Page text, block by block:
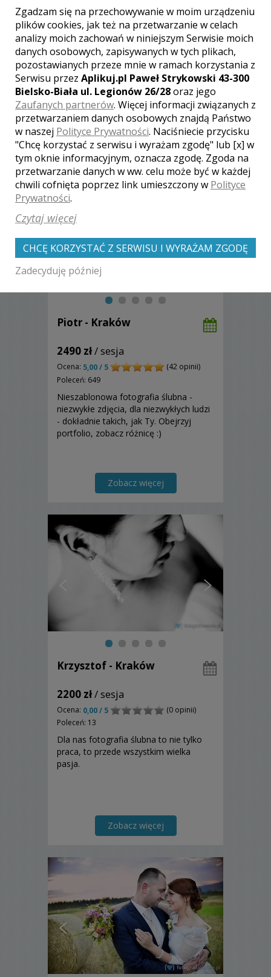
2499 zł/ sesja
Ocena: 5,00 / 5
(15 opinii)
Poleceń: 250
Zapraszam wszystkich, którzy za kilka
lat chcą wspominać piękne chwile dnia
ślubu i właśnie przez zdjęcia do nich
powrócić.
Zobacz więcej
Piotr - Kraków
2490 zł/ sesja
Ocena: 5,00 / 5
(42 opinii)
Poleceń: 649
Nieszablonowa fotografia ślubna -
niezwykłe zdjęcia, dla niezwykłych ludzi
- dokładnie takich, jak Ty. Obejrzyj
portfolio, zobacz różnicę :)
Zobacz więcej
Krzysztof - Kraków
2200 zł/ sesja
Ocena: 0,00 / 5
(0 opinii)
Poleceń: 13
Dla nas fotografia ślubna to nie tylko
praca, to przede wszystkim wielka
pasja.
Zobacz więcej
Zgadzam się na przechowywanie w moim urządzeniu
plików cookies, jak też na przetwarzanie w celach
analizy moich zachowań w niniejszym Serwisie moich
danych osobowych, zapisywanych w tych plikach,
pozostawianych przeze mnie w ramach korzystania z
Serwisu przez Aplikuj.pl Paweł Strykowski 43-300
Bielsko-Biała ul. Legionów 26/28oraz jego
Zaufanych partnerów. Więcej informacji związanych z
przetwarzaniem danych osobowych znajdą Państwo
w naszej Polityce Prywatności. Naciśniecie przycisku
"Chcę korzystać z serwisu i wyrażam zgodę" lub [x] w
tym oknie informacyjnym, oznacza zgodę. Zgoda na
przetwarzanie danych w ww. celu może być w każdej
chwili cofnięta poprzez link umieszczony w Polityce
Prywatności.
Czytaj więcej
CHCĘ KORZYSTAĆ Z SERWISU I WYRAŻAM ZGODĘ
Zadecyduję później